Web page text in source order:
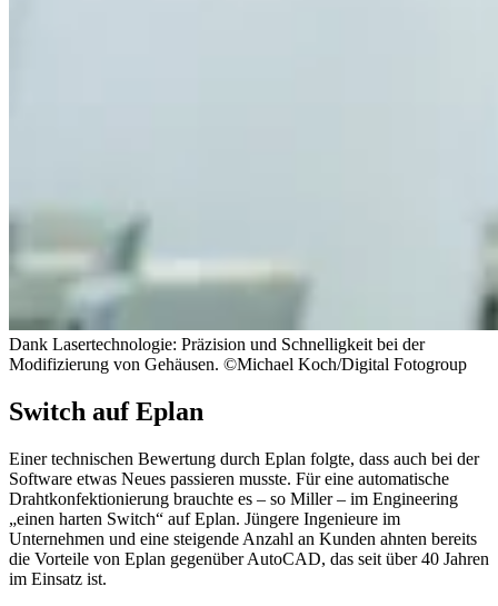
Dank Lasertechnologie: Präzision und Schnelligkeit bei der
Modifizierung von Gehäusen. ©Michael Koch/Digital Fotogroup
Switch auf Eplan
Einer technischen Bewertung durch Eplan folgte, dass auch bei der
Software etwas Neues passieren musste. Für eine automatische
Drahtkonfektionierung brauchte es – so Miller – im Engineering
„einen harten Switch“ auf Eplan. Jüngere Ingenieure im
Unternehmen und eine steigende Anzahl an Kunden ahnten bereits
die Vorteile von Eplan gegenüber AutoCAD, das seit über 40 Jahren
im Einsatz ist.